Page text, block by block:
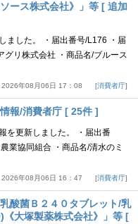
ース株式会社》」等 [ 追加
ました。 ・届出番号/L176 ・届
リ株式会社 ・商品名/ブルース
2026年08月06日 17：08 消費者庁
報/消費者庁 [ 25件 ]
を更新しました。 ・届出番
業協同組合 ・商品名/清水のミ
2026年08月06日 16：47 消費者庁
酸菌Ｂ２４０タブレット/乳
大塚製薬株式会社》」等 [